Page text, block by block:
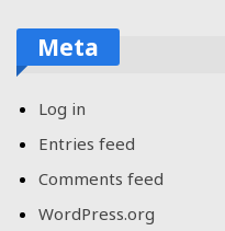
Meta
Log in
Entries feed
Comments feed
WordPress.org